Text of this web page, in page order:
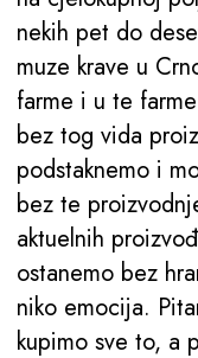
nekih pet do
muze krave u
farme i u te
bez tog vida
podstaknemo i
bez te
aktuelnih
ostanemo bez
niko emocija.
kupimo sve to, a